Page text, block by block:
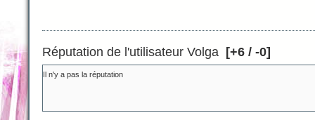
Réputation de l'utilisateur Volga [+6 / -0]
Il n'y a pas la réputation